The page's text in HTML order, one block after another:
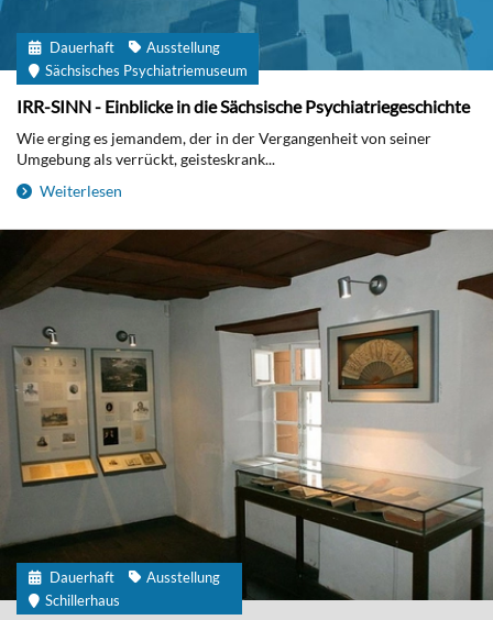
Dauerhaft
Ausstellung
Sächsisches Psychiatriemuseum
IRR-SINN - Einblicke in die Sächsische Psychiatriegeschichte
Wie erging es jemandem, der in der Vergangenheit von seiner
Umgebung als verrückt, geisteskrank...
Weiterlesen
Dauerhaft
Ausstellung
Schillerhaus